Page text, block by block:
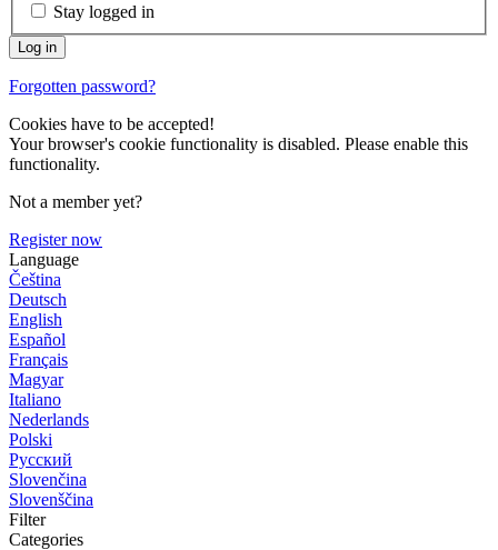
Stay logged in
Forgotten password?
Cookies have to be accepted!
Your browser's cookie functionality is disabled. Please enable this
functionality.
Not a member yet?
Register now
Language
Čeština
Deutsch
English
Español
Français
Magyar
Italiano
Nederlands
Polski
Русский
Slovenčina
Slovenščina
Filter
Categories